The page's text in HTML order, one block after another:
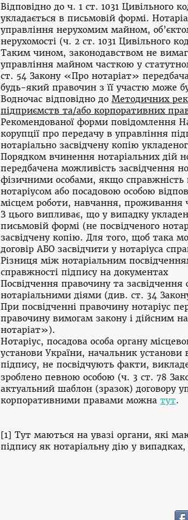
Відповідно до ч. 1 ст. 1031 Цивільного
укладається в письмовій формі.
управління нерухомим майном,
нерухомості (ч. 2 ст. 1031 Цивільного
Таким чином, законодавством не
управління майном часткою у
ст. 54 Закону «Про нотаріат»
будь-який правочин з її участю може
Водночас відповідно до Методичних
підприємств та/або корпоративних
Рекомендованої форми повідомлення
корупції про передачу в управління
нотаріально засвідчену копію
Порядком вчинення нотаріальних дій
передбачена можливість засвідчення
фізичними особами, якщо справжність
нотаріусом або посадовою особою
місцем роботи, навчання, проживання
З цього випливає, що у випадку
письмовій формі (не посвідченого
засвідчену копію. Для того, щоб така
договір АБО засвідчити у нотаріуса
Різниця між нотаріальним
справжності підпису на документах
Посвідчення правочину та
нотаріальними діями (див. ст. 34
При посвідченні правочину нотаріус
правочину вимогам закону і дійсним
нотаріат»).
Нотаріус, посадова особа органу
установи України, начальник
підпису, не посвідчують факти,
зроблено певною особою (ч. 3 ст. 78
актуальний шаблон (зразок) договору
корпоративними правами можна тут.
[1] Тут маються на увазі органи, які
підпису як нотаріальну дію у